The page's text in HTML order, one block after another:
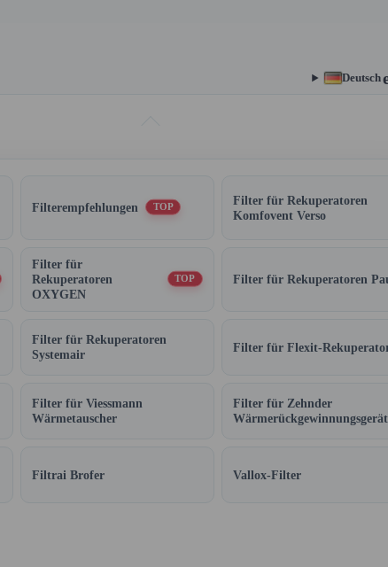
Deutsch
Filterempfehlungen TOP
Filter für Rekuperatoren
Komfovent Verso
Filter für
Rekuperatoren
OXYGEN
TOP Filter für Rekuperatoren
Filter für Rekuperatoren
Systemair
Filter für Flexit-
Filter für Viessmann
Wärmetauscher
Filter für Zehnder
Filtrai Brofer Vallox-Filter